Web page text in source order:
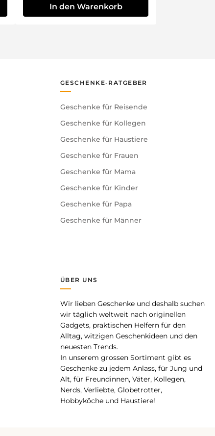
In den Warenkorb
GESCHENKE-RATGEBER
Geschenke für Reisende
Geschenke für Kollegen
Geschenke für Haustiere
Geschenke für Frauen
Geschenke für Mama
Geschenke für Kinder
Geschenke für Papa
Geschenke für Männer
ÜBER UNS
Wir lieben Geschenke und deshalb suchen
wir täglich weltweit nach originellen
Gadgets, praktischen Helfern für den
Alltag, witzigen Geschenkideen und den
neuesten Trends.
In unserem grossen Sortiment gibt es
Geschenke zu jedem Anlass, für Jung und
Alt, für Freundinnen, Väter, Kollegen,
Nerds, Verliebte, Globetrotter,
Hobbyköche und Haustiere!